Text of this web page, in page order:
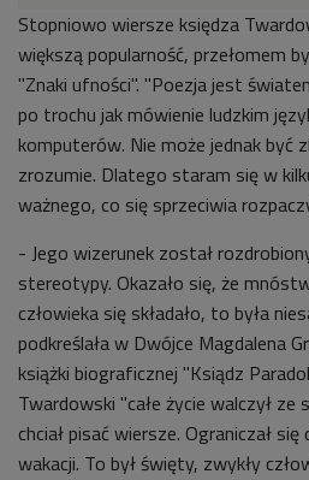
Stopniowo wiersze księdza
większą popularność, przełomem
"Znaki ufności". "Poezja jest
po trochu jak mówienie ludzkim
komputerów. Nie może jednak być
zrozumie. Dlatego staram się w
ważnego, co się sprzeciwia
- Jego wizerunek został
stereotypy. Okazało się, że
człowieka się składało, to była
podkreślała w Dwójce Magdalena
książki biograficznej "Ksiądz
Twardowski "całe życie walczył ze
chciał pisać wiersze. Ograniczał
wakacji. To był święty, zwykły